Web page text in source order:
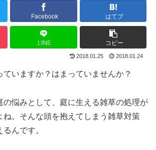
Facebook はてブ
LINE コピー
2018.01.25 2018.01.24
ていますか？はまっていませんか？
の悩みとして、庭に生える雑草の処理が
ね。そんな頭を抱えてしまう雑草対策
んです。